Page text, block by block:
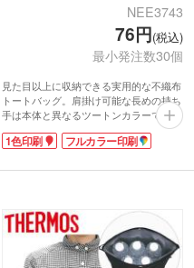
NEE3743
76円(税込)
最小発注数30個
見た目以上に収納できる実用的な不織布
トートバッグ。肩掛け可能な長めの持ち
手は本体と異なるツートンカラーでおし
ゃれ感アップ。中身の飛び出しを防ぐボ
タン付きで安心。マチありなので、セミ
料やノベルティを入れるのに最適。使い
です。
1色やフルカラーで広範囲に名入れが可
能。社名やロゴを入れたオリジナルバッ
グは目立つこと間違いなしです。
1色印刷 フルカラー印刷